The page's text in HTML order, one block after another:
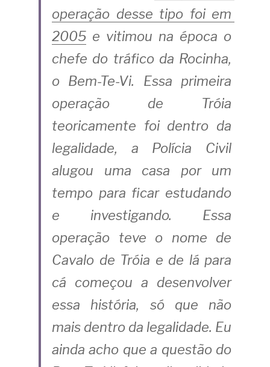
operação desse tipo foi em
2005 e vitimou na época o
chefe do tráfico da Rocinha,
o Bem-Te-Vi. Essa primeira
operação de Tróia
teoricamente foi dentro da
legalidade, a Polícia Civil
alugou uma casa por um
tempo para ficar estudando
e investigando. Essa
operação teve o nome de
Cavalo de Tróia e de lá para
cá começou a desenvolver
essa história, só que não
mais dentro da legalidade. Eu
ainda acho que a questão do